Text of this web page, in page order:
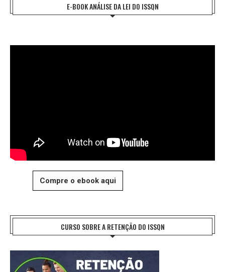
E-BOOK ANÁLISE DA LEI DO ISSQN
Compre o ebook aqui
CURSO SOBRE A RETENÇÃO DO ISSQN